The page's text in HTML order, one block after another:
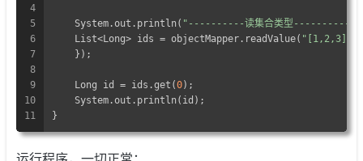
4
5
6
7
8
9
10
11
    System.out.println(
"----------读集合类型----------"
    List<Long> ids = objectMapper.readValue(
"[1,2,3]"
    });
    Long id = ids.get(
0);
    System.out.println(id);
}